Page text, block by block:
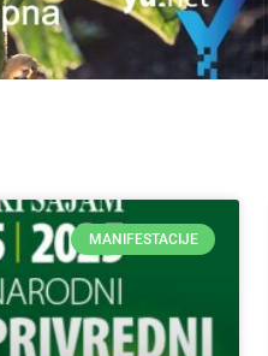
MANIFESTACIJE